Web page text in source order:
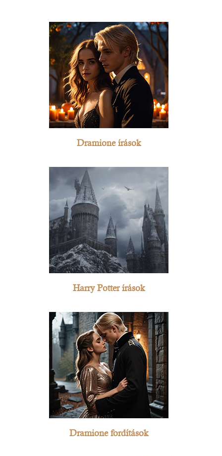
Dramione írások
Harry Potter írások
Dramione fordítások